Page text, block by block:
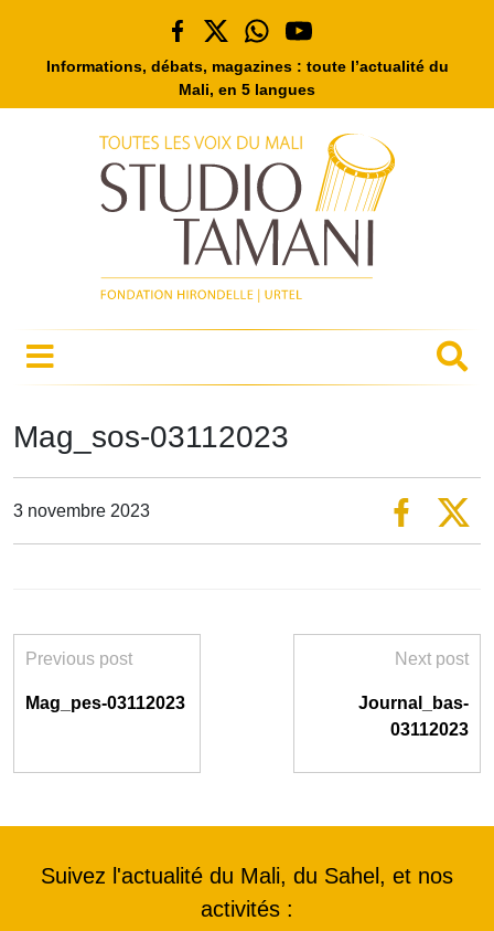
Informations, débats, magazines : toute l’actualité du
Mali, en 5 langues
Mag_sos-03112023
3 novembre 2023
Previous post
Mag_pes-03112023
Next post
Journal_bas-
03112023
Suivez l'actualité du Mali, du Sahel, et nos
activités :